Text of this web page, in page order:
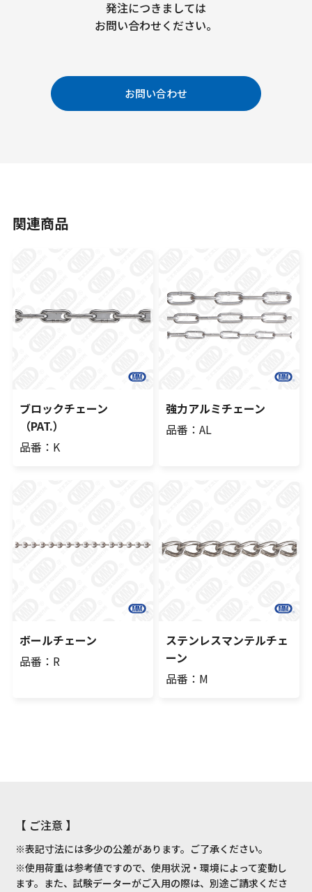
発注につきましては
お問い合わせください。
お問い合わせ
関連商品
ブロックチェーン
（PAT.）
品番：K
強力アルミチェーン
品番：AL
ボールチェーン
品番：R
ステンレスマンテルチェ
ーン
品番：M
【 ご注意 】
※表記寸法には多少の公差があります。ご了承ください。
※使用荷重は参考値ですので、使用状況・環境によって変動し
ます。また、試験データーがご入用の際は、別途ご請求くださ